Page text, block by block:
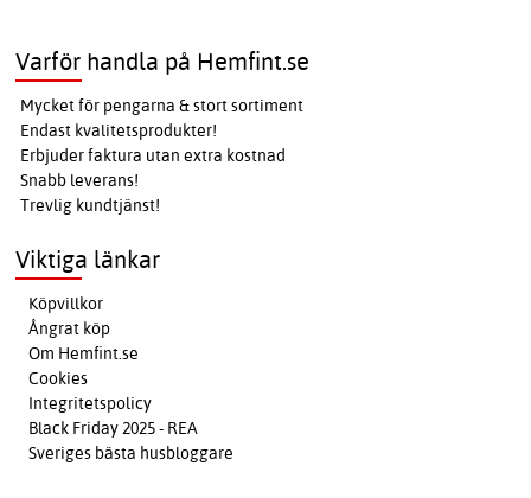
Varför handla på Hemfint.se
Mycket för pengarna & stort sortiment
Endast kvalitetsprodukter!
Erbjuder faktura utan extra kostnad
Snabb leverans!
Trevlig kundtjänst!
Viktiga länkar
Köpvillkor
Ångrat köp
Om Hemfint.se
Cookies
Integritetspolicy
Black Friday 2025 - REA
Sveriges bästa husbloggare